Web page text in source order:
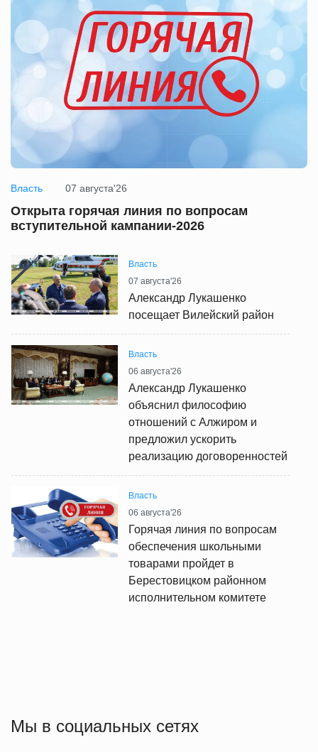
Власть 07 августа'26
Открыта горячая линия по вопросам
вступительной кампании-2026
Власть
07 августа'26
Александр Лукашенко
посещает Вилейский район
Власть
06 августа'26
Александр Лукашенко
объяснил философию
отношений с Алжиром и
предложил ускорить
реализацию договоренностей
Власть
06 августа'26
Горячая линия по вопросам
обеспечения школьными
товарами пройдет в
Берестовицком районном
исполнительном комитете
Мы в социальных сетях